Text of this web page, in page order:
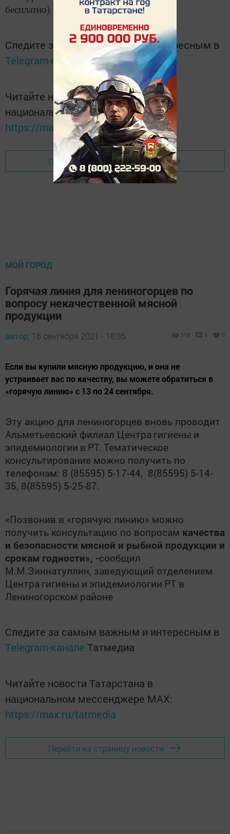
бесплатно)
Следите за самым важным и интересным в
Telegram-канале
Татмедиа
Читайте новости Татарстана в
национальном мессенджере MАХ:
https://max.ru/tatmedia
Перейти на страницу новости
МОЙ ГОРОД
Горячая линия для лениногорцев по
вопросу некачественной мясной
продукции
автор, 16 сентября 2021 - 18:35 316 0 0
Если вы купили мясную продукцию, и она не
устраивает вас по качеству, вы можете обратиться в
«горячую линию» с 13 по 24 сентября.
Эту акцию для лениногорцев вновь проводит
Альметьевский филиал Центра гигиены и
эпидемиологии в РТ. Тематическое
консультирование можно получить по
телефонам: 8 (85595) 5-17-44, 8(85595) 5-14-
35, 8(85595) 5-25-87.
«Позвонив в «горячую линию» можно
получить консультацию по вопросам качества
и безопасности мясной и рыбной продукции и
срокам годности», -сообщил
М.М.Зиннатуллин, заведующий отделением
Центра гигиены и эпидемиологии РТ в
Лениногорском районе
Следите за самым важным и интересным в
Telegram-канале Татмедиа
Читайте новости Татарстана в
национальном мессенджере MАХ:
https://max.ru/tatmedia
Перейти на страницу новости